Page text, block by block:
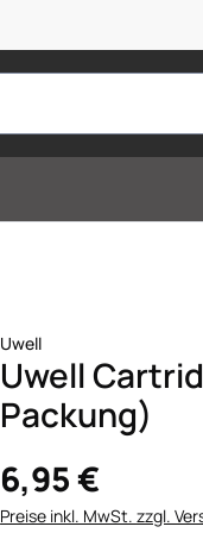
Uwell
Uwell
Packung)
6,95 €
Preise inkl. MwSt. zzgl.